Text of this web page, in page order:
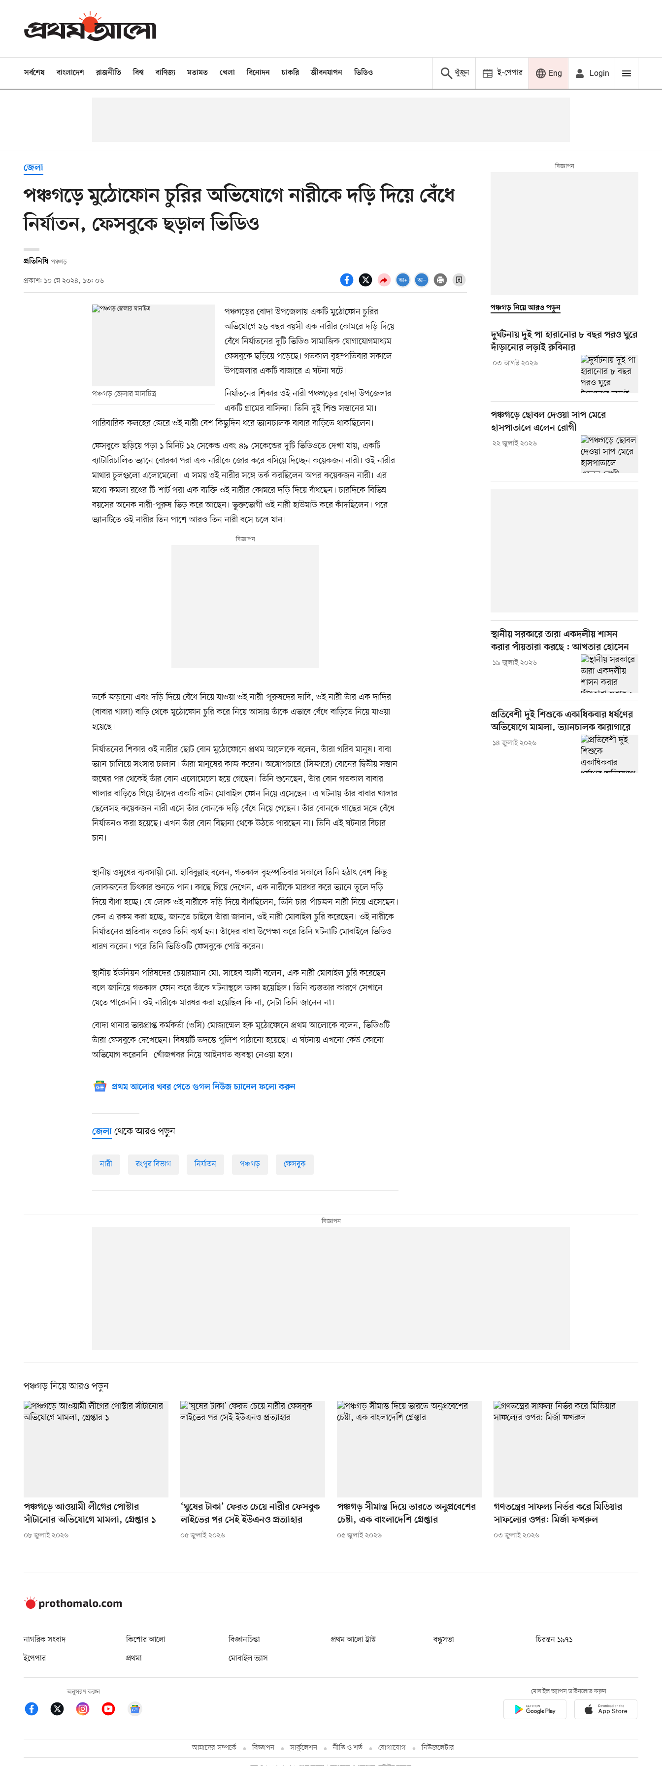
সর্বশেষ বাংলাদেশ রাজনীতি বিশ্ব বাণিজ্য মতামত খেলা বিনোদন চাকরি জীবনযাপন ভিডিও খুঁজুন ই-পেপার Eng Login
জেলা
পঞ্চগড়ে মুঠোফোন চুরির অভিযোগে নারীকে দড়ি দিয়ে বেঁধে
নির্যাতন, ফেসবুকে ছড়াল ভিডিও
প্রতিনিধি পঞ্চগড়
প্রকাশ: ১০ মে ২০২৪, ১৩: ০৬
পঞ্চগড় জেলার মানচিত্র
পঞ্চগড়ের বোদা উপজেলায় একটি মুঠোফোন চুরির
অভিযোগে ২৬ বছর বয়সী এক নারীর কোমরে দড়ি দিয়ে
বেঁধে নির্যাতনের দুটি ভিডিও সামাজিক যোগাযোগমাধ্যম
ফেসবুকে ছড়িয়ে পড়েছে। গতকাল বৃহস্পতিবার সকালে
উপজেলার একটি বাজারে এ ঘটনা ঘটে।
নির্যাতনের শিকার ওই নারী পঞ্চগড়ের বোদা উপজেলার
একটি গ্রামের বাসিন্দা। তিনি দুই শিশু সন্তানের মা।
পারিবারিক কলহের জেরে ওই নারী বেশ কিছুদিন ধরে ভ্যানচালক বাবার বাড়িতে থাকছিলেন।
ফেসবুকে ছড়িয়ে পড়া ১ মিনিট ১২ সেকেন্ড এবং ৪৯ সেকেন্ডের দুটি ভিডিওতে দেখা যায়, একটি
ব্যাটারিচালিত ভ্যানে বোরকা পরা এক নারীকে জোর করে বসিয়ে দিচ্ছেন কয়েকজন নারী। ওই নারীর
মাথার চুলগুলো এলোমেলো। এ সময় ওই নারীর সঙ্গে তর্ক করছিলেন অপর কয়েকজন নারী। এর
মধ্যে কমলা রঙের টি-শার্ট পরা এক ব্যক্তি ওই নারীর কোমরে দড়ি দিয়ে বাঁধছেন। চারদিকে বিভিন্ন
বয়সের অনেক নারী-পুরুষ ভিড় করে আছেন। ভুক্তভোগী ওই নারী হাউমাউ করে কাঁদছিলেন। পরে
ভ্যানটিতে ওই নারীর তিন পাশে আরও তিন নারী বসে চলে যান।
তর্কে জড়ানো এবং দড়ি দিয়ে বেঁধে নিয়ে যাওয়া ওই নারী-পুরুষদের দাবি, ওই নারী তাঁর এক দাদির
(বাবার খালা) বাড়ি থেকে মুঠোফোন চুরি করে নিয়ে আসায় তাঁকে এভাবে বেঁধে বাড়িতে নিয়ে যাওয়া
হয়েছে।
নির্যাতনের শিকার ওই নারীর ছোট বোন মুঠোফোনে প্রথম আলোকে বলেন, তাঁরা গরিব মানুষ। বাবা
ভ্যান চালিয়ে সংসার চালান। তাঁরা মানুষের কাজ করেন। অস্ত্রোপচারে (সিজারে) বোনের দ্বিতীয় সন্তান
জন্মের পর থেকেই তাঁর বোন এলোমেলো হয়ে গেছেন। তিনি শুনেছেন, তাঁর বোন গতকাল বাবার
খালার বাড়িতে গিয়ে তাঁদের একটি বাটন মোবাইল ফোন নিয়ে এসেছেন। এ ঘটনায় তাঁর বাবার খালার
ছেলেসহ কয়েকজন নারী এসে তাঁর বোনকে দড়ি বেঁধে নিয়ে গেছেন। তাঁর বোনকে গাছের সঙ্গে বেঁধে
নির্যাতনও করা হয়েছে। এখন তাঁর বোন বিছানা থেকে উঠতে পারছেন না। তিনি এই ঘটনার বিচার
চান।
স্থানীয় ওষুধের ব্যবসায়ী মো. হাবিবুল্লাহ বলেন, গতকাল বৃহস্পতিবার সকালে তিনি হঠাৎ বেশ কিছু
লোকজনের চিৎকার শুনতে পান। কাছে গিয়ে দেখেন, এক নারীকে মারধর করে ভ্যানে তুলে দড়ি
দিয়ে বাঁধা হচ্ছে। যে লোক ওই নারীকে দড়ি দিয়ে বাঁধছিলেন, তিনি চার-পাঁচজন নারী নিয়ে এসেছেন।
কেন এ রকম করা হচ্ছে, জানতে চাইলে তাঁরা জানান, ওই নারী মোবাইল চুরি করেছেন। ওই নারীকে
নির্যাতনের প্রতিবাদ করেও তিনি ব্যর্থ হন। তাঁদের বাধা উপেক্ষা করে তিনি ঘটনাটি মোবাইলে ভিডিও
ধারণ করেন। পরে তিনি ভিডিওটি ফেসবুকে পোস্ট করেন।
স্থানীয় ইউনিয়ন পরিষদের চেয়ারম্যান মো. সাহেব আলী বলেন, এক নারী মোবাইল চুরি করেছেন
বলে জানিয়ে গতকাল ফোন করে তাঁকে ঘটনাস্থলে ডাকা হয়েছিল। তিনি ব্যস্ততার কারণে সেখানে
যেতে পারেননি। ওই নারীকে মারধর করা হয়েছিল কি না, সেটা তিনি জানেন না।
বোদা থানার ভারপ্রাপ্ত কর্মকর্তা (ওসি) মোজাম্মেল হক মুঠোফোনে প্রথম আলোকে বলেন, ভিডিওটি
তাঁরা ফেসবুকে দেখেছেন। বিষয়টি তদন্তে পুলিশ পাঠানো হয়েছে। এ ঘটনায় এখনো কেউ কোনো
অভিযোগ করেননি। খোঁজখবর নিয়ে আইনগত ব্যবস্থা নেওয়া হবে।
প্রথম আলোর খবর পেতে গুগল নিউজ চ্যানেল ফলো করুন
জেলা থেকে আরও পড়ুন
নারী রংপুর বিভাগ নির্যাতন পঞ্চগড় ফেসবুক
পঞ্চগড় নিয়ে আরও পড়ুন
দুর্ঘটনায় দুই পা হারানোর ৮ বছর পরও ঘুরে
দাঁড়ানোর লড়াই রুবিনার
০৩ আগস্ট ২০২৬
পঞ্চগড়ে ছোবল দেওয়া সাপ মেরে
হাসপাতালে এলেন রোগী
২২ জুলাই ২০২৬
স্থানীয় সরকারে তারা একদলীয় শাসন
করার পাঁয়তারা করছে : আখতার হোসেন
১৯ জুলাই ২০২৬
প্রতিবেশী দুই শিশুকে একাধিকবার ধর্ষণের
অভিযোগে মামলা, ভ্যানচালক কারাগারে
১৪ জুলাই ২০২৬
পঞ্চগড় নিয়ে আরও পড়ুন
পঞ্চগড়ে আওয়ামী লীগের পোস্টার
সাঁটানোর অভিযোগে মামলা, গ্রেপ্তার ১
০৮ জুলাই ২০২৬
‘ঘুষের টাকা’ ফেরত চেয়ে নারীর ফেসবুক
লাইভের পর সেই ইউএনও প্রত্যাহার
০৫ জুলাই ২০২৬
পঞ্চগড় সীমান্ত দিয়ে ভারতে অনুপ্রবেশের
চেষ্টা, এক বাংলাদেশি গ্রেপ্তার
০৫ জুলাই ২০২৬
গণতন্ত্রের সাফল্য নির্ভর করে মিডিয়ার
সাফল্যের ওপর: মির্জা ফখরুল
০৩ জুলাই ২০২৬
নাগরিক সংবাদ কিশোর আলো বিজ্ঞানচিন্তা প্রথম আলো ট্রাস্ট বন্ধুসভা
চিরন্তন ১৯৭১
ইপেপার
প্রথমা মোবাইল ভ্যাস
অনুসরণ করুন মোবাইল অ্যাপস ডাউনলোড করুন
আমাদের সম্পর্কে বিজ্ঞাপন সার্কুলেশন নীতি ও শর্ত যোগাযোগ নিউজলেটার